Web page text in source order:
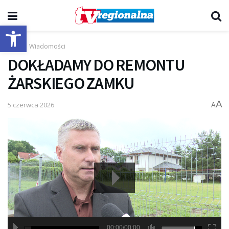
Otwórz pasek narzędzi
Start Wiadomości
DOKŁADAMY DO REMONTU
ŻARSKIEGO ZAMKU
5 czerwca 2026 AA
00:00/00:00